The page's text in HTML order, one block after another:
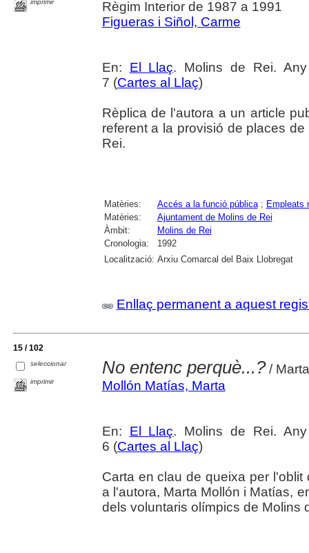
imprimir
Règim Interior de 1987 a 1991
Figueras i Siñol, Carme
En: El Llaç. Molins de Rei.
7 (Cartes al Llaç)
Rèplica de l'autora a un article
referent a la provisió de places
Rei.
Matèries: Accés a la funció pública; Empleats
Matèries:
Ajuntament de Molins de Rei
Àmbit:
Molins de Rei
Cronologia:
1992
Localització: Arxiu Comarcal del Baix Llobregat
Enllaç permanent a aquest
15 / 102
seleccionar
imprimir
No entenc perquè...?/
Mollón Matías, Marta
En: El Llaç. Molins de Rei.
6 (Cartes al Llaç)
Carta en clau de queixa per
a l'autora, Marta Mollón i Matías,
dels voluntaris olímpics de Molins